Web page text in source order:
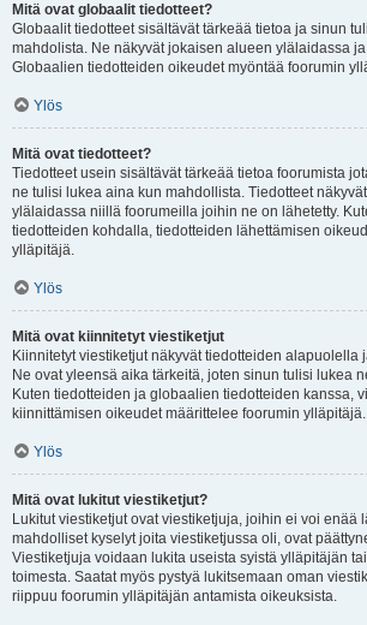
Mitä ovat globaalit tiedotteet?
Globaalit tiedotteet sisältävät tärkeää tietoa ja sinun
mahdolista. Ne näkyvät jokaisen alueen ylälaidassa
Globaalien tiedotteiden oikeudet myöntää foorumin
Ylös
Mitä ovat tiedotteet?
Tiedotteet usein sisältävät tärkeää tietoa foorumista
ne tulisi lukea aina kun mahdollista. Tiedotteet
ylälaidassa niillä foorumeilla joihin ne on lähetetty.
tiedotteiden kohdalla, tiedotteiden lähettämisen
ylläpitäjä.
Ylös
Mitä ovat kiinnitetyt viestiketjut
Kiinnitetyt viestiketjut näkyvät tiedotteiden alapuolella
Ne ovat yleensä aika tärkeitä, joten sinun tulisi lukea
Kuten tiedotteiden ja globaalien tiedotteiden kanssa,
kiinnittämisen oikeudet määrittelee foorumin ylläpitäjä.
Ylös
Mitä ovat lukitut viestiketjut?
Lukitut viestiketjut ovat viestiketjuja, joihin ei voi enää
mahdolliset kyselyt joita viestiketjussa oli, ovat
Viestiketjuja voidaan lukita useista syistä ylläpitäjän
toimesta. Saatat myös pystyä lukitsemaan oman
riippuu foorumin ylläpitäjän antamista oikeuksista.